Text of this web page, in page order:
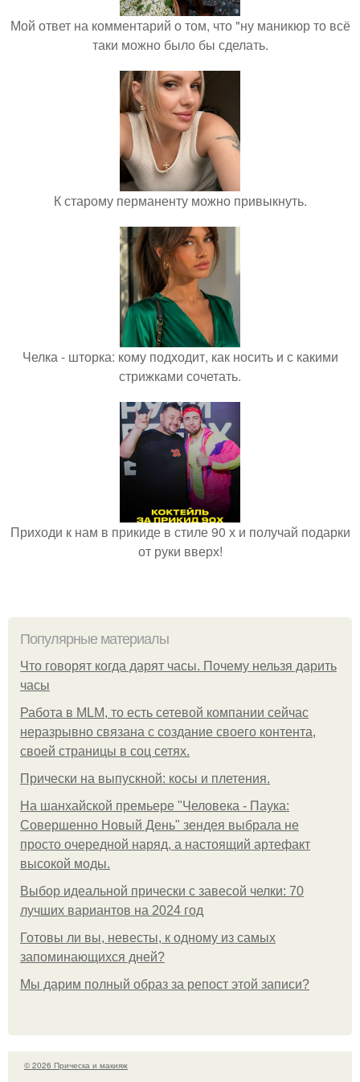
Мой ответ на комментарий о том, что "ну маникюр то всё
таки можно было бы сделать.
К старому перманенту можно привыкнуть.
Челка - шторка: кому подходит, как носить и с какими
стрижками сочетать.
Приходи к нам в прикиде в стиле 90 х и получай подарки
от руки вверх!
Популярные материалы
Что говорят когда дарят часы. Почему нельзя дарить
часы
Работа в MLM, то есть сетевой компании сейчас
неразрывно связана с создание своего контента,
своей страницы в соц сетях.
Прически на выпускной: косы и плетения.
На шанхайской премьере "Человека - Паука:
Совершенно Новый День" зендея выбрала не
просто очередной наряд, а настоящий артефакт
высокой моды.
Выбор идеальной прически с завесой челки: 70
лучших вариантов на 2024 год
Готовы ли вы, невесты, к одному из самых
запоминающихся дней?
Мы дарим полный образ за репост этой записи?
© 2026 Прическа и макияж